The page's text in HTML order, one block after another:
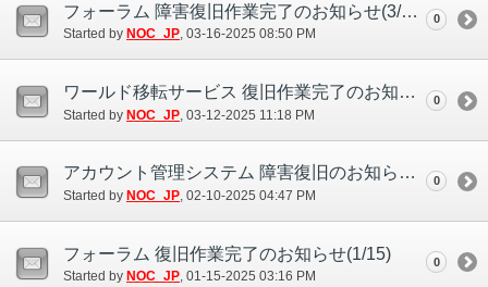
フォーラム 障害復旧作業完了のお知らせ(3/16)
Started by NOC_JP‎, 03-16-2025 08:50 PM
0
ワールド移転サービス 復旧作業完了のお知らせ(3/12)
Started by NOC_JP ‎, 03-12-2025 11:18 PM
0
アカウント管理システム 障害復旧のお知らせ(2/10)
Started by NOC_JP‎, 02-10-2025 04:47 PM
0
フォーラム 復旧作業完了のお知らせ(1/15)
Started by NOC_JP‎, 01-15-2025 03:16 PM
0